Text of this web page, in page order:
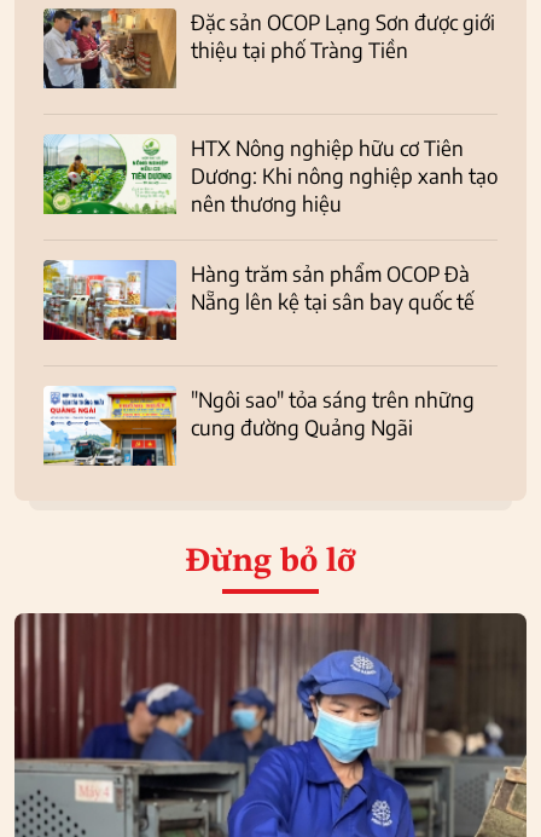
Đặc sản OCOP Lạng Sơn được giới
thiệu tại phố Tràng Tiền
HTX Nông nghiệp hữu cơ Tiên
Dương: Khi nông nghiệp xanh tạo
nên thương hiệu
Hàng trăm sản phẩm OCOP Đà
Nẵng lên kệ tại sân bay quốc tế
"Ngôi sao" tỏa sáng trên những
cung đường Quảng Ngãi
Đừng bỏ lỡ